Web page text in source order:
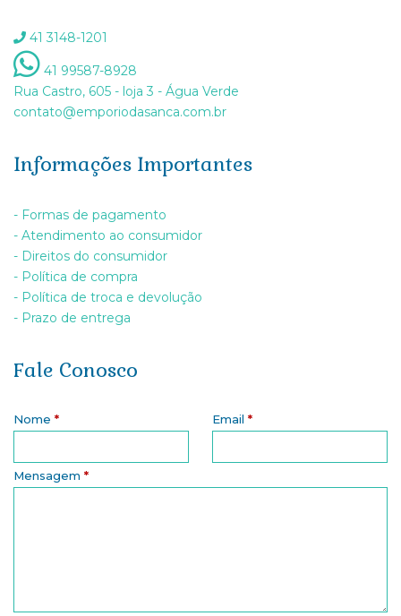
41 3148-1201
41 99587-8928
Rua Castro, 605 - loja 3 - Água Verde
contato@emporiodasanca.com.br
Informações Importantes
- Formas de pagamento
- Atendimento ao consumidor
- Direitos do consumidor
- Política de compra
- Política de troca e devolução
- Prazo de entrega
Fale Conosco
Nome * Email *
Mensagem *